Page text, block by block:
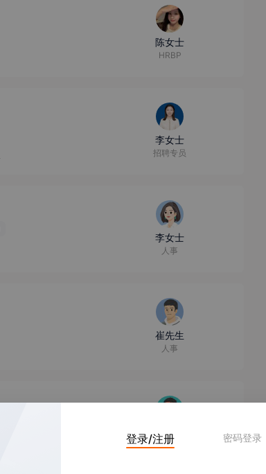
陈女士
HRBP
李女士
招聘专员
李女士
人事
崔先生
人事
赵先生
人事专员
登录/注册 密码登录